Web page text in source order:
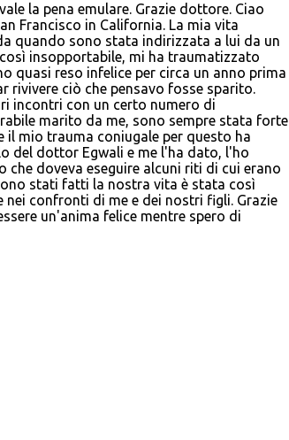
la pena emulare. Grazie dottore. Ciao
Francisco in California. La mia vita
quando sono stata indirizzata a lui da un
insopportabile, mi ha traumatizzato
quasi reso infelice per circa un anno prima
ciò che pensavo fosse sparito.
incontri con un certo numero di
marito da me, sono sempre stata forte
il mio trauma coniugale per questo ha
del dottor Egwali e me l'ha dato, l'ho
doveva eseguire alcuni riti di cui erano
stati fatti la nostra vita è stata così
confronti di me e dei nostri figli. Grazie
un'anima felice mentre spero di